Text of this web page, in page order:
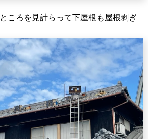
ころを見計らって下屋根も屋根剥ぎ